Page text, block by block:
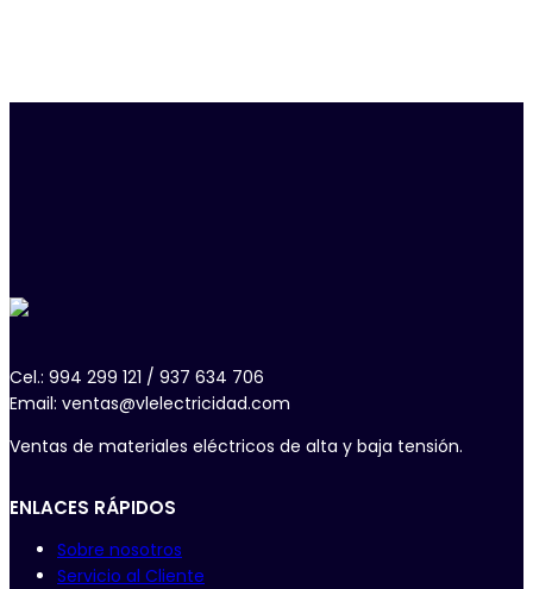
Cel.: 994 299 121 / 937 634 706
Email: ventas@vlelectricidad.com
Ventas de materiales eléctricos de alta y baja tensión.
ENLACES RÁPIDOS
Sobre nosotros
Servicio al Cliente